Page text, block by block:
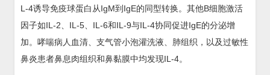
L-4诱导免疫球蛋白从IgM到IgE的同型转换。其他B细胞激活
因子如IL-2、IL-5、IL-6和IL-9与IL-4协同促进IgE的分泌增
加。哮喘病人血清、支气管小泡灌洗液、肺组织，以及过敏性
鼻炎患者鼻息肉组织和鼻黏膜中均发现IL-4。